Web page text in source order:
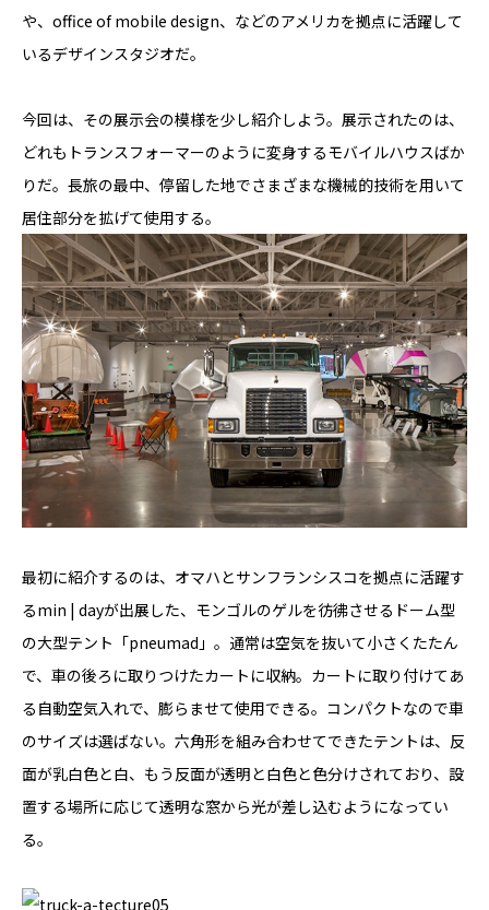
や、office of mobile design、などのアメリカを拠点に活躍して
いるデザインスタジオだ。
今回は、その展示会の模様を少し紹介しよう。展示されたのは、
どれもトランスフォーマーのように変身するモバイルハウスばか
りだ。長旅の最中、停留した地でさまざまな機械的技術を用いて
居住部分を拡げて使用する。
最初に紹介するのは、オマハとサンフランシスコを拠点に活躍す
るmin | dayが出展した、モンゴルのゲルを彷彿させるドーム型
の大型テント「pneumad」。通常は空気を抜いて小さくたたん
で、車の後ろに取りつけたカートに収納。カートに取り付けてあ
る自動空気入れで、膨らませて使用できる。コンパクトなので車
のサイズは選ばない。六角形を組み合わせてできたテントは、反
面が乳白色と白、もう反面が透明と白色と色分けされており、設
置する場所に応じて透明な窓から光が差し込むようになってい
る。